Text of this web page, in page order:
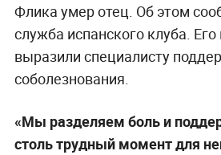
Флика умер отец. Об этом
служба испанского клуба.
выразили специалисту
соболезнования.
«Мы разделяем боль и
столь трудный момент для